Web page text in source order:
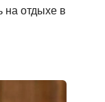
на отдыхе в